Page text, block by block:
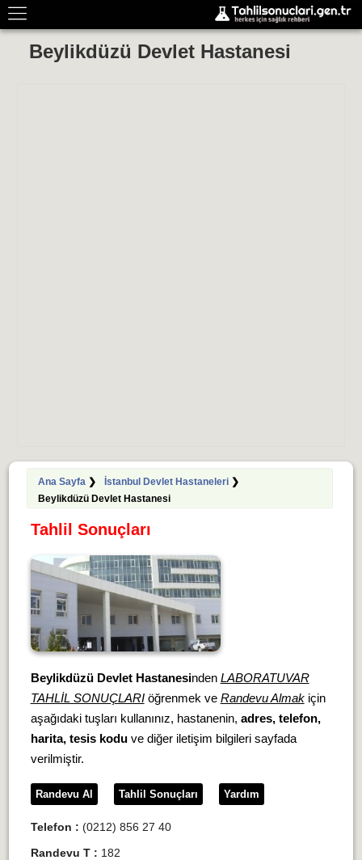
Beylikdüzü Devlet Hastanesi
Ana Sayfa❯ İstanbul Devlet Hastaneleri❯
Beylikdüzü Devlet Hastanesi
Tahlil Sonuçları
Beylikdüzü Devlet Hastanesinden LABORATUVAR
TAHLİL SONUÇLARIöğrenmek ve Randevu Almakiçin
aşağıdaki tuşları kullanınız, hastanenin, adres, telefon,
harita, tesis koduve diğer iletişim bilgileri sayfada
verilmiştir.
Randevu Al Tahlil Sonuçları Yardım
Telefon : (0212) 856 27 40
Randevu T : 182